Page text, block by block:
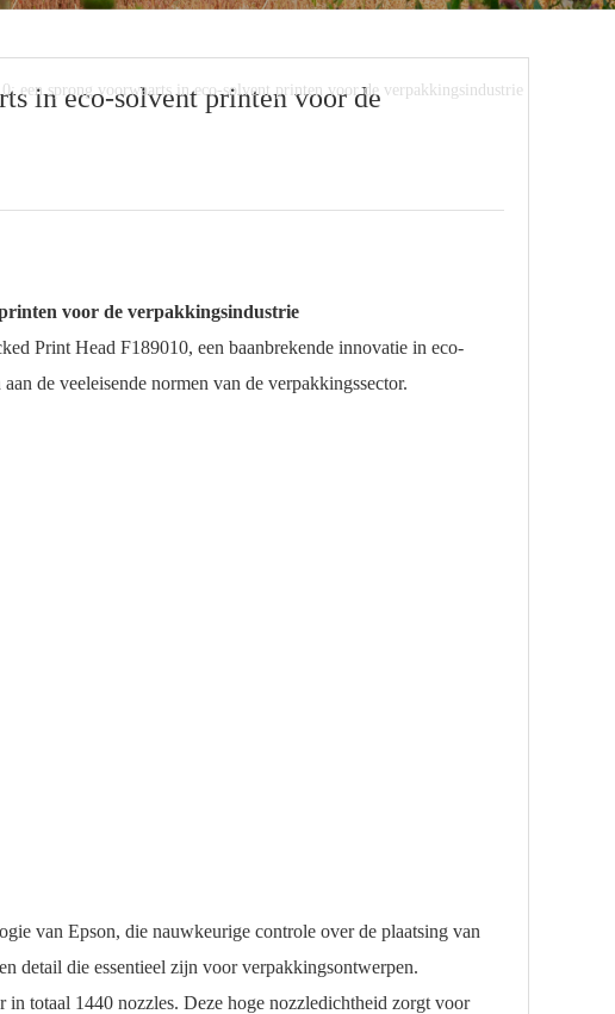
een sprong voorwaarts in eco-solvent printen voor de verpakkingsindustrie
in eco-solvent printen voor de
voor de verpakkingsindustrie
Print Head F189010, een baanbrekende innovatie in eco-
de veeleisende normen van de verpakkingssector.
van Epson, die nauwkeurige controle over de plaatsing van
detail die essentieel zijn voor verpakkingsontwerpen.
totaal 1440 nozzles. Deze hoge nozzledichtheid zorgt voor